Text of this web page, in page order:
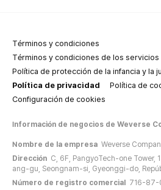
Términos y condiciones
Términos y condiciones de los servicios
Política de protección de la infancia y la
Política de privacidad
Política de
Configuración de cookies
Información de negocios de Weverse
Nombre de la empresa Weverse
Dirección C, 6F, PangyoTech-one Tower,
ang-gu, Seongnam-si, Gyeonggi-do,
Número de registro comercial
716-87-